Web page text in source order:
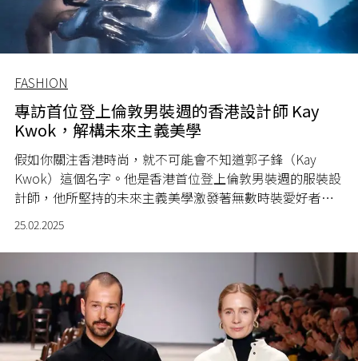
FASHION
專訪首位登上倫敦男裝週的香港設計師 Kay
Kwok，解構未來主義美學
假如你關注香港時尚，就不可能會不知道郭子鋒（Kay
Kwok）這個名字。他是香港首位登上倫敦男裝週的服裝設
計師，他所堅持的未來主義美學激發著無數時裝愛好者的
想像，亦點亮了許多人心中關於時尚的夢想。 KWK by Kay
Kwok 是 Kay Kwok 於 2022 年創辦的品牌，它的創立揭開
了 Kay Kwok 設計生涯的全新篇章，從 Chapter 1 到最新
一季的 Chapter 5 - Inner，就如同每季的命名方式一樣，
每一場時裝騷都如同一本書的章節，紀錄並講述著 Kay
Kwok 的故事；又像是今次專訪中 Kay Kwok 談到的，每一
個章節都是一次重置；是對過去的超越和對未來的探索；
是一段全新的想像力之旅⋯⋯
25.02.2025